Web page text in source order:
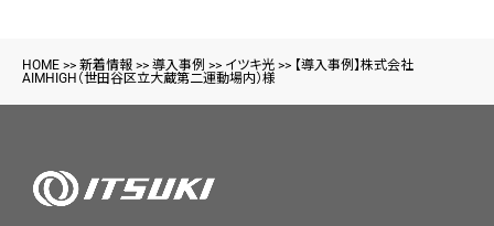
HOME >> 新着情報 >> 導入事例 >> イツキ光 >> 【導入事例】株式会社
AIMHIGH（世田谷区立大蔵第二運動場内）様